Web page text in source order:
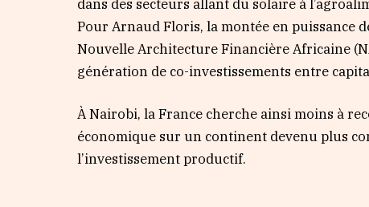
dans des secteurs allant du solaire à
Pour Arnaud Floris, la montée en puissance
Nouvelle Architecture Financière Africaine
génération de co-investissements entre
À Nairobi, la France cherche ainsi moins à
économique sur un continent devenu plus
l’investissement productif.